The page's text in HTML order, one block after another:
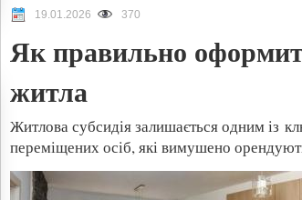
19.01.2026 370
Як правильно
житла
Житлова субсидія залишається одним із
переміщених осіб, які вимушено